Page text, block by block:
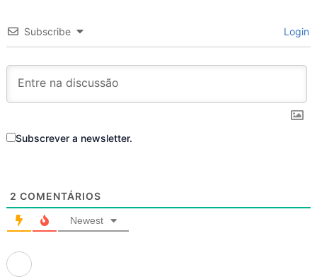
Subscribe Login
Subscrever a newsletter.
2 COMENTÁRIOS
Newest